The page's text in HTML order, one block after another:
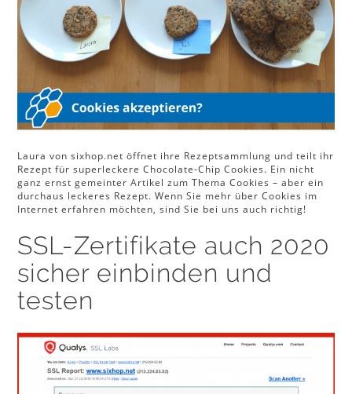
Laura von sixhop.net öffnet ihre Rezeptsammlung und teilt ihr
Rezept für superleckere Chocolate-Chip Cookies. Ein nicht
ganz ernst gemeinter Artikel zum Thema Cookies – aber ein
durchaus leckeres Rezept. Wenn Sie mehr über Cookies im
Internet erfahren möchten, sind Sie bei uns auch richtig!
SSL-Zertifikate auch 2020
sicher einbinden und
testen